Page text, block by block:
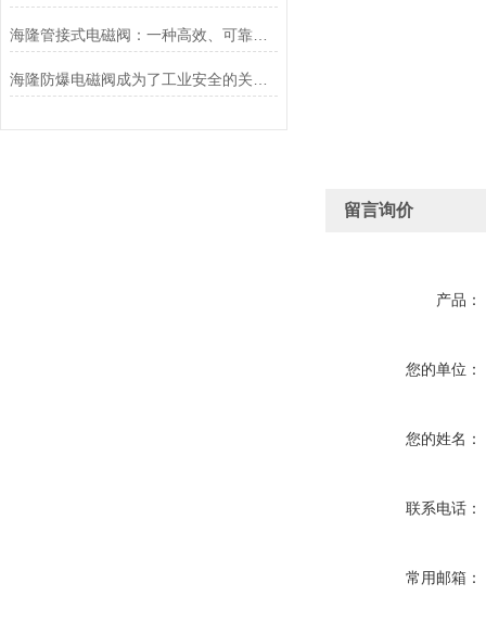
留言询价
产品：
您的单位：
您的姓名：
联系电话：
常用邮箱：